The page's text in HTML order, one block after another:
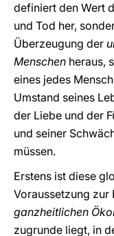
definiert den Wert
und Tod her,
Überzeugung der
Menschen heraus,
eines jedes
Umstand seines
der Liebe und der
und seiner
müssen.
Erstens ist diese
Voraussetzung
ganzheitlichen
zugrunde liegt, in